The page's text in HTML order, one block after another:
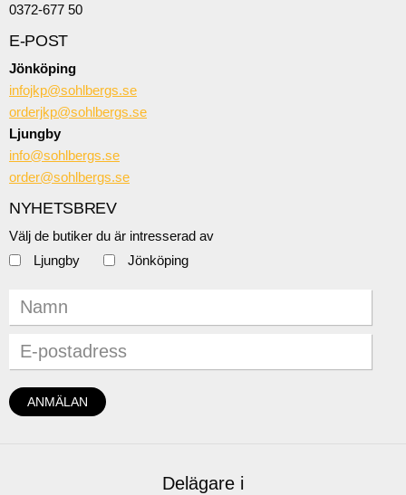
0372-677 50
E-POST
Jönköping
infojkp@sohlbergs.se
orderjkp@sohlbergs.se
Ljungby
info@sohlbergs.se
order@sohlbergs.se
NYHETSBREV
Välj de butiker du är intresserad av
Ljungby
Jönköping
Delägare i